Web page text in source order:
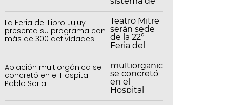
La Feria del Libro Jujuy
presenta su programa con
más de 300 actividades
Ablación multiorgánica se
concretó en el Hospital
Pablo Soria